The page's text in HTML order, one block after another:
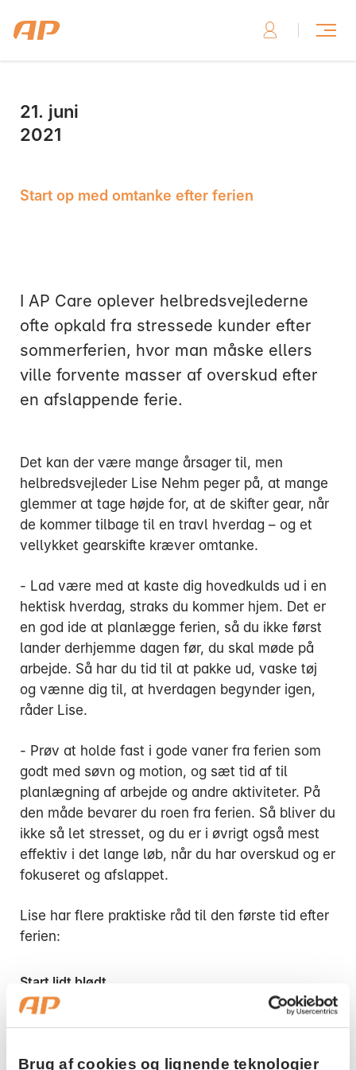
Brug af cookies og lignende teknologier
21. juni
2021
Start op med omtanke efter ferien
I AP Care oplever helbredsvejlederne
ofte opkald fra stressede kunder efter
sommerferien, hvor man måske ellers
ville forvente masser af overskud efter
en afslappende ferie.
Det kan der være mange årsager til, men
helbredsvejleder Lise Nehm peger på, at mange
glemmer at tage højde for, at de skifter gear, når
de kommer tilbage til en travl hverdag – og et
vellykket gearskifte kræver omtanke.
- Lad være med at kaste dig hovedkulds ud i en
hektisk hverdag, straks du kommer hjem. Det er
en god ide at planlægge ferien, så du ikke først
lander derhjemme dagen før, du skal møde på
arbejde. Så har du tid til at pakke ud, vaske tøj
og vænne dig til, at hverdagen begynder igen,
råder Lise.
- Prøv at holde fast i gode vaner fra ferien som
godt med søvn og motion, og sæt tid af til
planlægning af arbejde og andre aktiviteter. På
den måde bevarer du roen fra ferien. Så bliver du
ikke så let stresset, og du er i øvrigt også mest
effektiv i det lange løb, når du har overskud og er
fokuseret og afslappet.
Lise har flere praktiske råd til den første tid efter
ferien:
Start lidt blødt
mens du var væk
Skriv til os, hvis du har brug for hjælp
Ring til os, hvis du har brug for hjælp
Mandag:
Tirsdag:
Onsdag:
Torsdag:
Fredag:
3916 5000